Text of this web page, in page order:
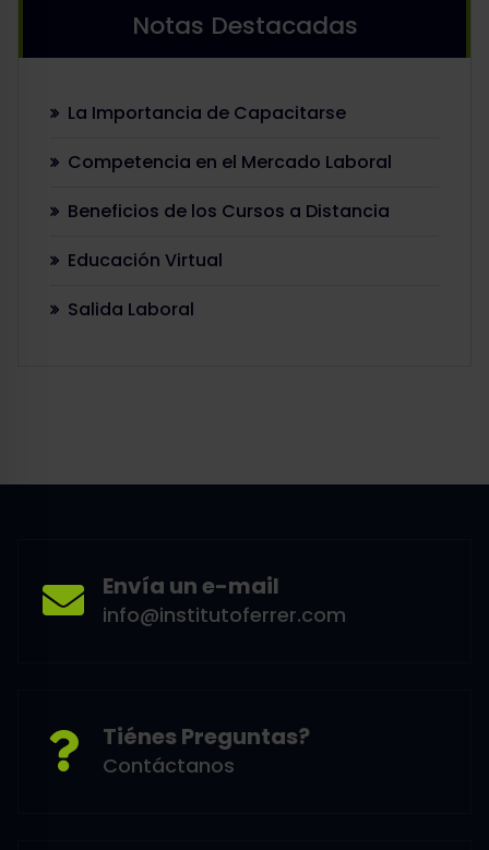
Notas Destacadas
La Importancia de Capacitarse
Competencia en el Mercado Laboral
Beneficios de los Cursos a Distancia
Educación Virtual
Salida Laboral
Envía un e-mail
info@institutoferrer.com
Tiénes Preguntas?
Contáctanos